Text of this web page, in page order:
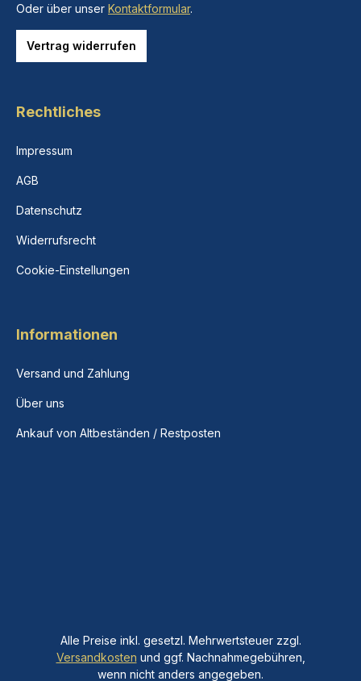
Oder über unser Kontaktformular.
Vertrag widerrufen
Rechtliches
Impressum
AGB
Datenschutz
Widerrufsrecht
Cookie-Einstellungen
Informationen
Versand und Zahlung
Über uns
Ankauf von Altbeständen / Restposten
Alle Preise inkl. gesetzl. Mehrwertsteuer zzgl.
Versandkosten und ggf. Nachnahmegebühren,
wenn nicht anders angegeben.